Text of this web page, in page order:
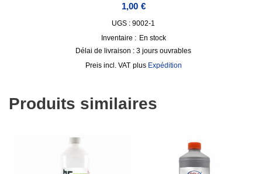
1,00 €
UGS : 9002-1
Inventaire : En stock
Délai de livraison : 3 jours ouvrables
incl. VAT plus Expédition
Produits similaires